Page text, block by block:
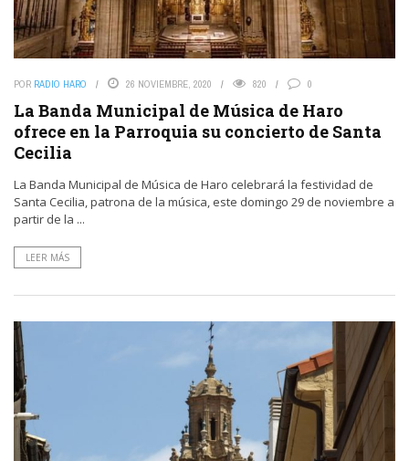
POR RADIO HARO 26 NOVIEMBRE, 2020 820 0
La Banda Municipal de Música de Haro
ofrece en la Parroquia su concierto de Santa
Cecilia
La Banda Municipal de Música de Haro celebrará la festividad de
Santa Cecilia, patrona de la música, este domingo 29 de noviembre a
partir de la ...
LEER MÁS